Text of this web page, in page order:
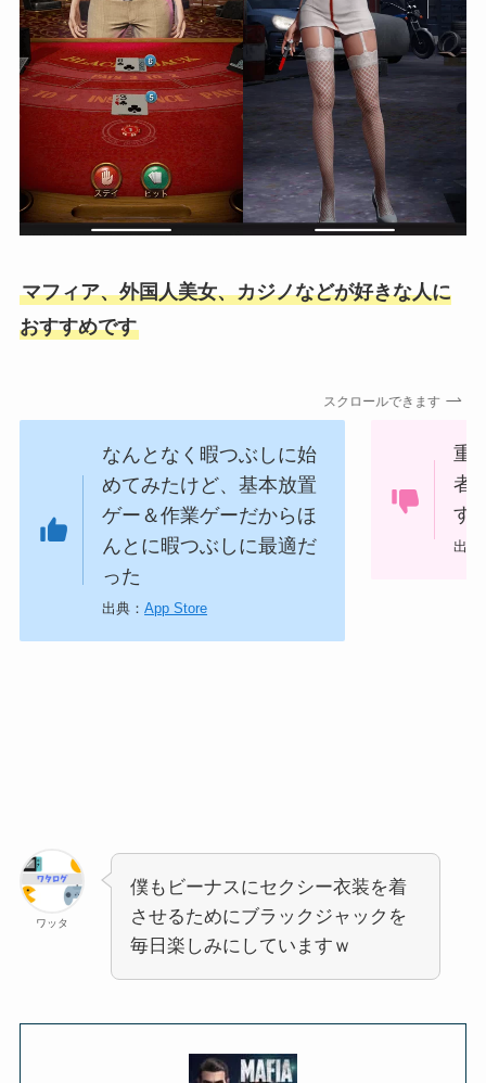
マフィア、外国人美女、カジノなどが好きな人に
おすすめです
スクロールできます
なんとなく暇つぶしに始
めてみたけど、基本放置
ゲー＆作業ゲーだからほ
んとに暇つぶしに最適だ
った
出典：App Store
重
者
す
出典
ワッタ
僕もビーナスにセクシー衣装を着
させるためにブラックジャックを
毎日楽しみにしていますｗ